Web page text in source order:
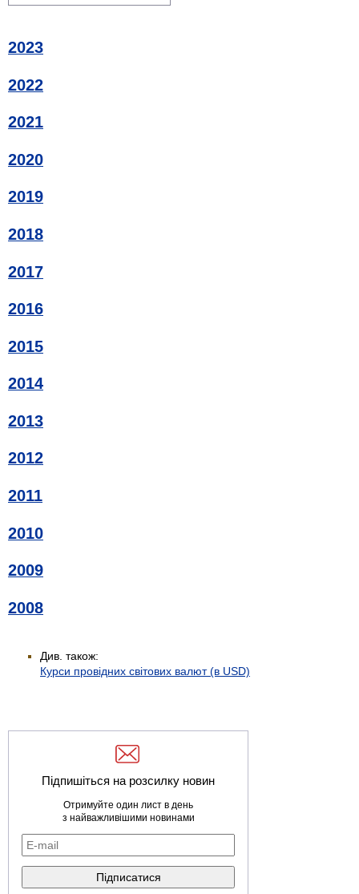
2023
2022
2021
2020
2019
2018
2017
2016
2015
2014
2013
2012
2011
2010
2009
2008
Див. також:
Курси провідних світових валют (в USD)
Підпишіться на розсилку новин
Отримуйте один лист в день
з найважливішими новинами